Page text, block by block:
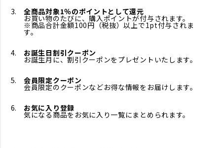
全商品対象1％のポイントとして還元
お買い物のたびに、購入ポイントが付与されます。
※商品合計金額100円（税抜）以上で1pt付与されま
す。
お誕生日割引クーポン
お誕生月に、割引クーポンをプレゼントいたします。
会員限定クーポン
会員限定のクーポンなどお得な情報をお届けします。
お気に入り登録
気になる商品をお気に入り一覧にまとめられます。